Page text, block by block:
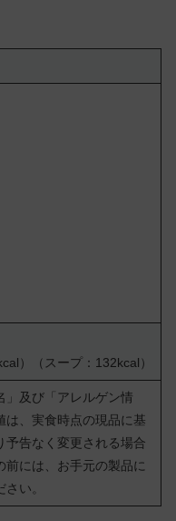
）（スープ：132kcal）
及び「アレルゲン情
は、実食時点の現品に基
予告なく変更される場合
前には、お手元の製品に
い。